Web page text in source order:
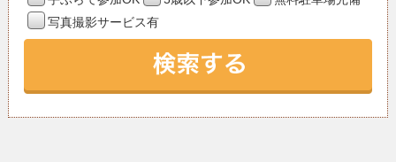
写真撮影サービス有